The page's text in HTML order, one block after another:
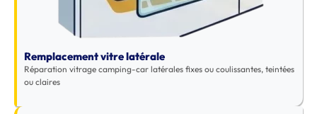
Remplacement vitre latérale
Réparation vitrage camping-car latérales fixes ou coulissantes, teintées
ou claires